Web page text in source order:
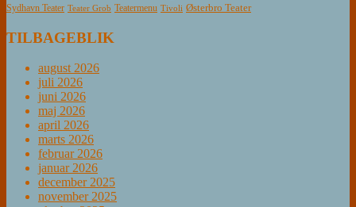
Sydhavn Teater Teater Grob Teatermenu Tivoli Østerbro Teater
TILBAGEBLIK
august 2026
juli 2026
juni 2026
maj 2026
april 2026
marts 2026
februar 2026
januar 2026
december 2025
november 2025